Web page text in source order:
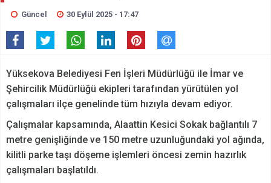
Güncel 30 Eylül 2025 - 17:47
Yüksekova Belediyesi Fen İşleri Müdürlüğü ile İmar ve
Şehircilik Müdürlüğü ekipleri tarafından yürütülen yol
çalışmaları ilçe genelinde tüm hızıyla devam ediyor.
Çalışmalar kapsamında, Alaattin Kesici Sokak bağlantılı 7
metre genişliğinde ve 150 metre uzunluğundaki yol ağında,
kilitli parke taşı döşeme işlemleri öncesi zemin hazırlık
çalışmaları başlatıldı.